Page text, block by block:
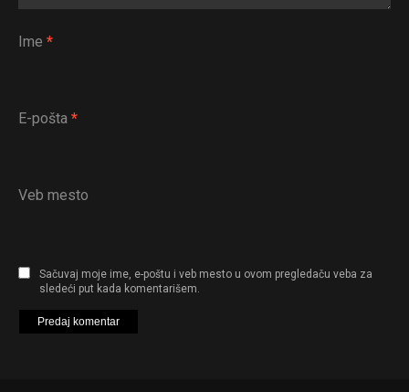
Ime *
E-pošta *
Veb mesto
Sačuvaj moje ime, e-poštu i veb mesto u ovom pregledaču veba za
sledeći put kada komentarišem.